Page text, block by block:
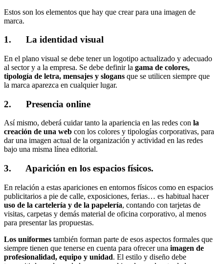
Estos son los elementos que hay que crear para una imagen de
marca.
1. La identidad visual
En el plano visual se debe tener un logotipo actualizado y adecuado
al sector y a la empresa. Se debe definir la gama de colores,
tipología de letra, mensajes y slogans que se utilicen siempre que
la marca aparezca en cualquier lugar.
2. Presencia online
Así mismo, deberá cuidar tanto la apariencia en las redes con la
creación de una web con los colores y tipologías corporativas, para
dar una imagen actual de la organización y actividad en las redes
bajo una misma línea editorial.
3. Aparición en los espacios físicos.
En relación a estas apariciones en entornos físicos como en espacios
publicitarios a pie de calle, exposiciones, ferias… es habitual hacer
uso de la cartelería y de la papelería, contando con tarjetas de
visitas, carpetas y demás material de oficina corporativo, al menos
para presentar las propuestas.
Los uniformes también forman parte de esos aspectos formales que
siempre tienen que tenerse en cuenta para ofrecer una imagen de
profesionalidad, equipo y unidad. El estilo y diseño debe